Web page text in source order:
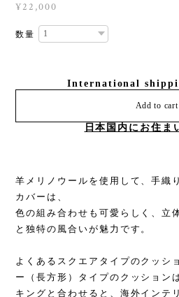
¥22,000
数量
International
Add to cart
日本国内にお住ま
羊メリノウールを使用して、手織
カバーは、
色の組み合わせも可愛らしく、立
と独特の風合いが魅力です。
よくあるスクエアタイプのクッシ
ー（長方形）タイプのクッション
キングと合わせると、海外インテ